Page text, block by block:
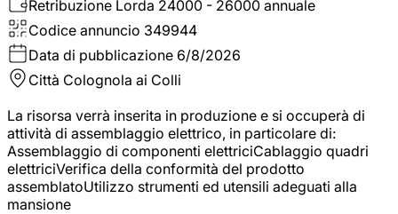
Retribuzione Lorda 24000 - 26000 annuale
Codice annuncio 349944
Data di pubblicazione 6/8/2026
Città Colognola ai Colli
La risorsa verrà inserita in produzione e si occuperà di
attività di assemblaggio elettrico, in particolare di:
Assemblaggio di componenti elettriciCablaggio quadri
elettriciVerifica della conformità del prodotto
assemblatoUtilizzo strumenti ed utensili adeguati alla
mansione